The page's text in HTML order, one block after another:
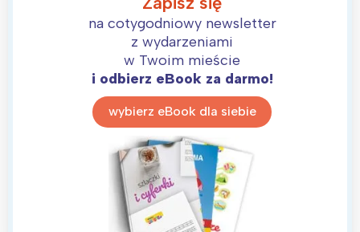
na cotygodniowy newsletter
z wydarzeniami
w Twoim mieście
i odbierz eBook za darmo!
wybierz eBook dla siebie